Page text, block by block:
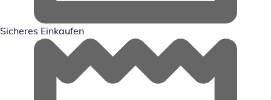
Sicheres Einkaufen